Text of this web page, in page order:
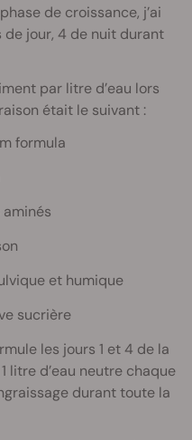
de croissance, j’ai
de jour, 4 de nuit durant
par litre d’eau lors
était le suivant :
formula
et humique
sucrière
les jours 1 et 4 de la
litre d’eau neutre chaque
durant toute la